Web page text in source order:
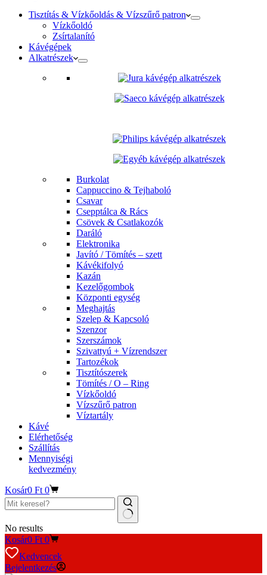
Tisztítás & Vízkőoldás & Vízszűrő patron
Vízkőoldó
Zsírtalanító
Kávégépek
Alkatrészek
Burkolat
Cappuccino & Tejhaboló
Csavar
Csepptálca & Rács
Csövek & Csatlakozók
Daráló
Elektronika
Javító / Tömítés – szett
Kávékifolyó
Kazán
Kezelőgombok
Központi egység
Meghajtás
Szelep & Kapcsoló
Szenzor
Szerszámok
Szivattyú + Vízrendszer
Tartozékok
Tisztítószerek
Tömítés / O – Ring
Vízkőoldó
Vízszűrő patron
Víztartály
Kávé
Elérhetőség
Szállítás
Mennyiségi
kedvezmény
Kosár0 Ft 0
No results
Kosár0 Ft 0
Kedvencek
Bejelentkezés